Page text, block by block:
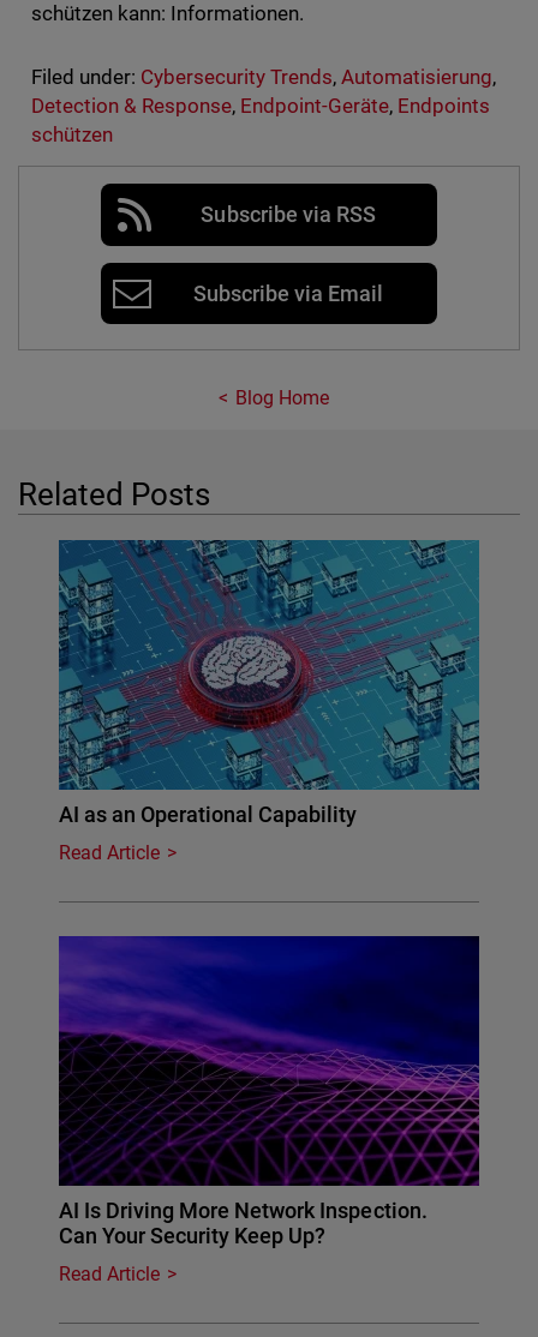
schützen kann: Informationen.
Filed under: Cybersecurity Trends,Automatisierung,
Detection & Response, Endpoint-Geräte, Endpoints
schützen
Subscribe via RSS
Subscribe via Email
Blog Home
Related Posts
AI as an Operational Capability
Read Article
AI Is Driving More Network Inspection.
Can Your Security Keep Up?
Read Article